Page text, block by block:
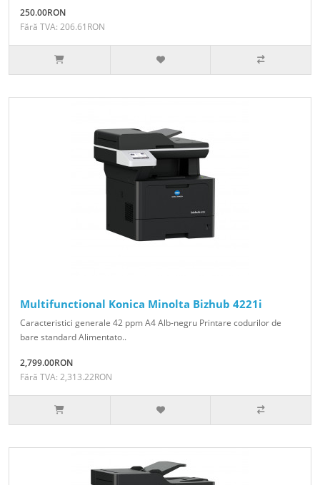
250.00RON
Fără TVA: 206.61RON
Multifunctional Konica Minolta Bizhub 4221i
Caracteristici generale 42 ppm A4 Alb-negru Printare codurilor de
bare standard Alimentato..
2,799.00RON
Fără TVA: 2,313.22RON